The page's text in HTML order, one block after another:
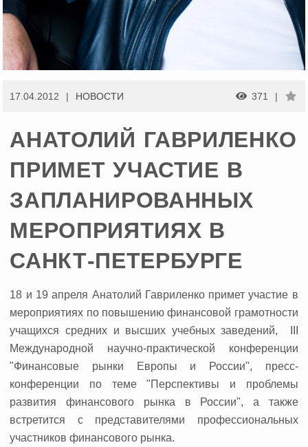
17.04.2012 НОВОСТИ 371
АНАТОЛИЙ ГАВРИЛЕНКО
ПРИМЕТ УЧАСТИЕ В
ЗАПЛАНИРОВАННЫХ
МЕРОПРИЯТИЯХ В
САНКТ-ПЕТЕРБУРГЕ
18 и 19 апреля Анатолий Гавриленко примет участие в
мероприятиях по повышению финансовой грамотности
учащихся средних и высших учебных заведений, III
Международной научно-практической конференции
"Финансовые рынки Европы и России", пресс-
конференции по теме "Перспективы и проблемы
развития финансового рынка в России", а также
встретится с представителями профессиональных
участников финансового рынка.